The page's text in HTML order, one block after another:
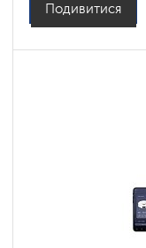
Подивитися